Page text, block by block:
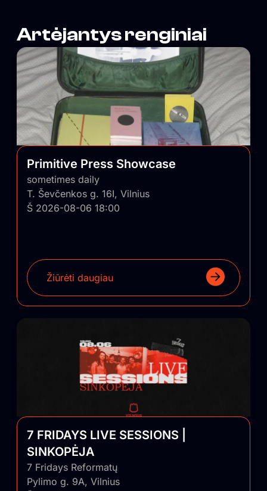
Artėjantys renginiai
Primitive Press Showcase
sometimes daily
T. Ševčenkos g. 16I, Vilnius
Š 2026-08-06 18:00
Žiūrėti daugiau
7 FRIDAYS LIVE SESSIONS |
SINKOPĖJA
7 Fridays Reformatų
Pylimo g. 9A, Vilnius